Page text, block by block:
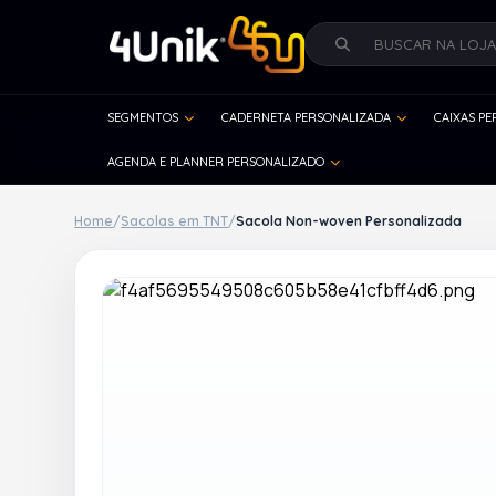
SEGMENTOS CADERNETA PERSONALIZADA CAIXAS
AGENDA E PLANNER PERSONALIZADO
Home/Sacolas em TNT/Sacola Non-woven Personalizada